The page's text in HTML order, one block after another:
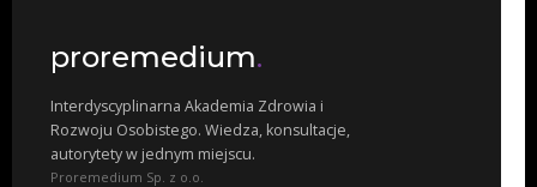
proremedium.
Interdyscyplinarna Akademia Zdrowia i
Rozwoju Osobistego. Wiedza, konsultacje,
autorytety w jednym miejscu.
Proremedium Sp. z o.o.